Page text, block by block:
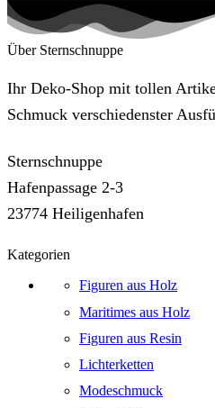
Über Sternschnuppe
Ihr Deko-Shop mit tollen
Schmuck verschiedenster
Sternschnuppe
Hafenpassage 2-3
23774 Heiligenhafen
Kategorien
Figuren aus Holz
Maritimes aus Holz
Figuren aus Resin
Lichterketten
Modeschmuck